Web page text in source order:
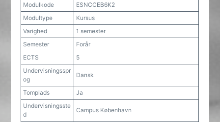
Modulkode
ESNCCEB6K2
Modultype
Kursus
Varighed
1 semester
Semester
Forår
ECTS
5
Undervisningsspr
og
Dansk
Tomplads
Ja
Undervisningsste
d
Campus København